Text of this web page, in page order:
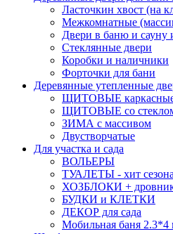
Ласточкин хвост (на
Межкомнатные
Двери в баню и сауну
Стеклянные двери
Коробки и наличники
Форточки для бани
Деревянные утепленные
ЩИТОВЫЕ
ЩИТОВЫЕ со
ЗИМА с массивом
Двустворчатые
Для участка и сада
ВОЛЬЕРЫ
ТУАЛЕТЫ - хит
ХОЗБЛОКИ +
БУДКИ и КЛЕТКИ
ДЕКОР для сада
Мобильная баня 2.3*4